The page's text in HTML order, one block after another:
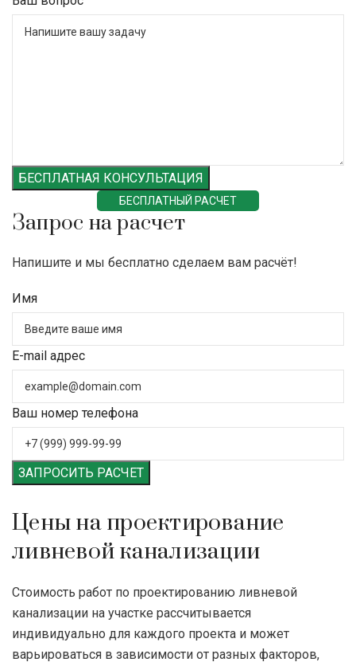
БЕСПЛАТНАЯ КОНСУЛЬТАЦИЯ
БЕСПЛАТНЫЙ РАСЧЕТ
Запрос на расчет
Напишите и мы бесплатно сделаем вам расчёт!
Имя
E-mail адрес
Ваш номер телефона
ЗАПРОСИТЬ РАСЧЕТ
Цены на проектирование
ливневой канализации
Стоимость работ по проектированию ливневой
канализации на участке рассчитывается
индивидуально для каждого проекта и может
варьироваться в зависимости от разных факторов,